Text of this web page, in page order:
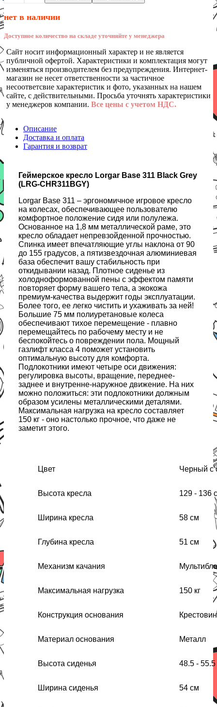
нет в наличии
Доступное количество на складе уточняйте у менеджера
Сайт носит информационный характер и не является
публичной офертой. Характеристики и комплектация могут
изменяться производителем без предупреждения. Интернет-
магазин не несет ответственности за частичное
несоответсвие характеристик и фото, указанных на нашем
сайте, с действительными. Просьба уточнять характеристики
у менеджеров компании. Все цены с учетом НДС.
Описание
Доставка и оплата
Гарантия и возврат
Геймерское кресло Lorgar Base 311 Black Grey
(LRG-CHR311BGY)
Lorgar Base 311 – эргономичное игровое кресло
на колесах, обеспечивающее пользователю
комфортное положение сидя или полулежа.
Основанное на 1,8 мм металлической раме, это
кресло обладает непревзойденной прочностью.
Спинка имеет впечатляющие углы наклона от 90
до 155 градусов, а пятизвездочная алюминиевая
база обеспечит вашу стабильность при
откидывании назад. Плотное сиденье из
холодноформованной пены с эффектом памяти
повторяет форму вашего тела, а экокожа
премиум-качества выдержит годы эксплуатации.
Более того, ее легко чистить и ухаживать за ней!
Большие 75 мм полиуретановые колеса
обеспечивают тихое перемещение - плавно
перемещайтесь по рабочему месту и не
беспокойтесь о повреждении пола. Мощный
газлифт класса 4 поможет установить
оптимальную высоту для комфорта.
Подлокотники имеют четыре оси движения:
регулировка высоты, вращение, переднее-
заднее и внутренне-наружное движение. На них
можно положиться: эти подлокотники должным
образом усилены металлическими деталями.
Максимальная нагрузка на кресло составляет
150 кг - оно настолько прочное, что даже не
заметит этого.
Цвет Черный с
Высота кресла 129 - 136
Ширина кресла 58 см
Глубина кресла 51 см
Механизм качания
Максимальная нагрузка 150 кг
Конструкция основания
Материал основания Металл
Высота сиденья 48.5 -
Ширина сиденья 54 см